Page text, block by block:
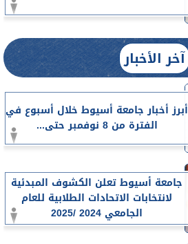
آخر الأخبار
أبرز أخبار جامعة أسيوط خلال أسبوع في
الفترة من 8 نوفمبر حتى...
جامعة أسيوط تعلن الكشوف المبدئية
لانتخابات الاتحادات الطلابية للعام
الجامعي 2024 /2025